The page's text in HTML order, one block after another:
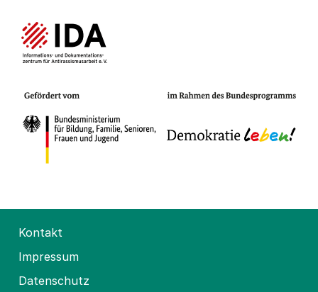
Kontakt
Impressum
Datenschutz